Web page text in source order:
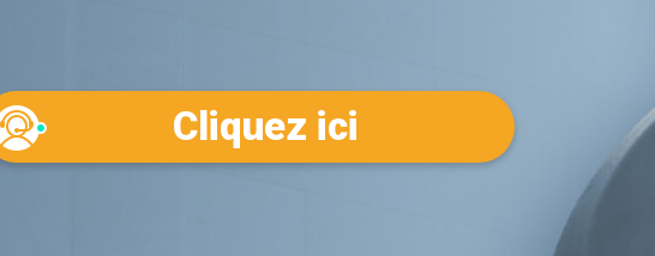
Cliquez ici